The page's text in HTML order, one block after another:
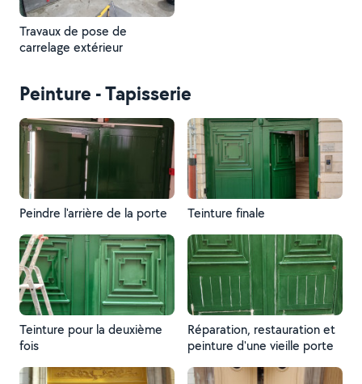
Travaux de pose de
carrelage extérieur
Peinture - Tapisserie
Peindre l'arrière de la porte Teinture finale
Teinture pour la deuxième
fois
Réparation, restauration et
peinture d'une vieille porte